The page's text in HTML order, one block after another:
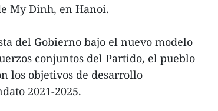
My Dinh, en Hanoi.
del Gobierno bajo el nuevo modelo
conjuntos del Partido, el pueblo
los objetivos de desarrollo
2021-2025.